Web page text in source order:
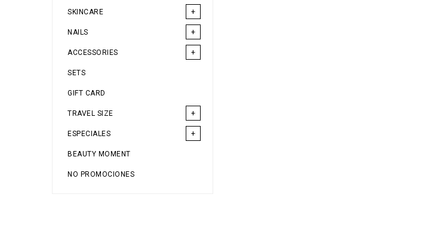
SKINCARE
NAILS
ACCESSORIES
SETS
GIFT CARD
TRAVEL SIZE
ESPECIALES
BEAUTY MOMENT
NO PROMOCIONES